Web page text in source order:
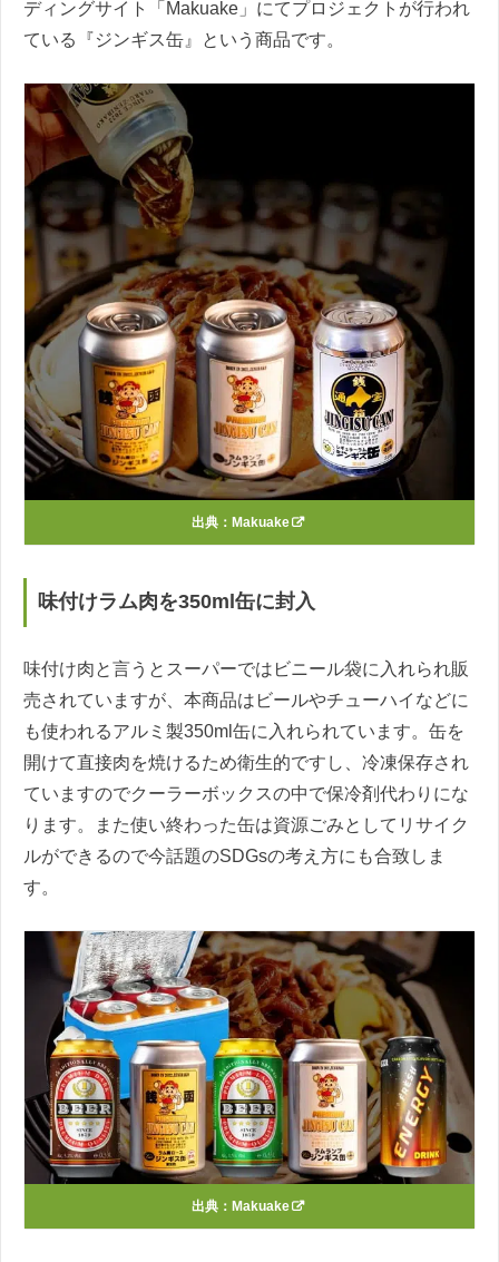
ディングサイト「Makuake」にてプロジェクトが行われ
ている『ジンギス缶』という商品です。
出典： Makuake
味付けラム肉を350ml缶に封入
味付け肉と言うとスーパーではビニール袋に入れられ販
売されていますが、本商品はビールやチューハイなどに
も使われるアルミ製350ml缶に入れられています。缶を
開けて直接肉を焼けるため衛生的ですし、冷凍保存され
ていますのでクーラーボックスの中で保冷剤代わりにな
ります。また使い終わった缶は資源ごみとしてリサイク
ルができるので今話題のSDGsの考え方にも合致しま
す。
出典： Makuake